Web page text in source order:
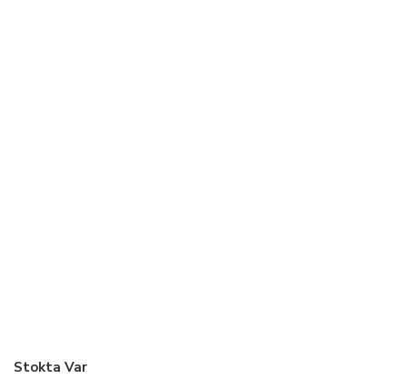
Stokta Var